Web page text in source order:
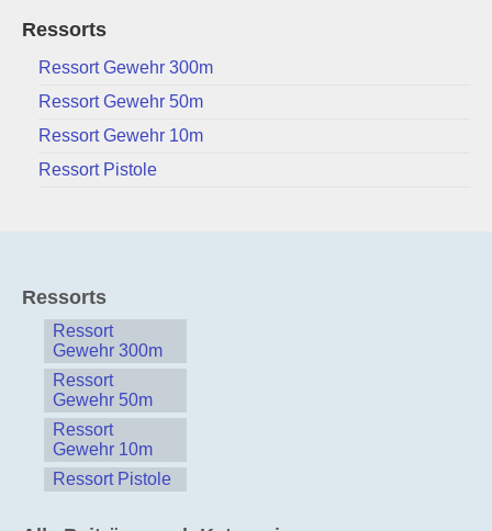
Ressorts
Ressort Gewehr 300m
Ressort Gewehr 50m
Ressort Gewehr 10m
Ressort Pistole
Ressorts
Ressort
Gewehr 300m
Ressort
Gewehr 50m
Ressort
Gewehr 10m
Ressort Pistole